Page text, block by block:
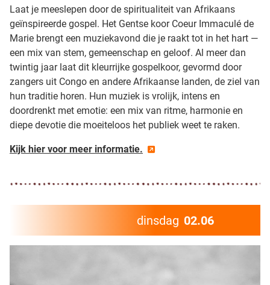
Laat je meeslepen door de spiritualiteit van Afrikaans
geïnspireerde gospel. Het Gentse koor Coeur Immaculé de
Marie brengt een muziekavond die je raakt tot in het hart —
een mix van stem, gemeenschap en geloof. Al meer dan
twintig jaar laat dit kleurrijke gospelkoor, gevormd door
zangers uit Congo en andere Afrikaanse landen, de ziel van
hun traditie horen. Hun muziek is vrolijk, intens en
doordrenkt met emotie: een mix van ritme, harmonie en
diepe devotie die moeiteloos het publiek weet te raken.
Kijk hier voor meer informatie.
dinsdag 02.06